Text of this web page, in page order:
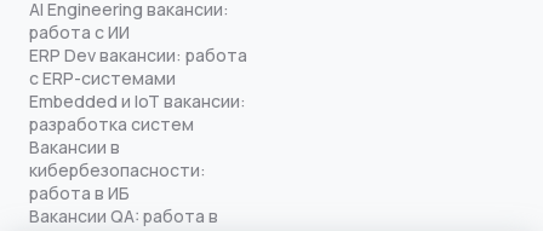
AI Engineering вакансии:
работа с ИИ
ERP Dev вакансии: работа
с ERP-системами
Embedded и IoT вакансии:
разработка систем
Вакансии в
кибербезопасности:
работа в ИБ
Вакансии QA: работа в